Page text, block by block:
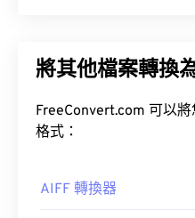
用它，尤其是蘋果平台
檔案會佔用更多空間。
音符，這對音樂家來說非
將其他檔案轉換
FreeConvert.com 可以將您
格式：
AIFF 轉換器